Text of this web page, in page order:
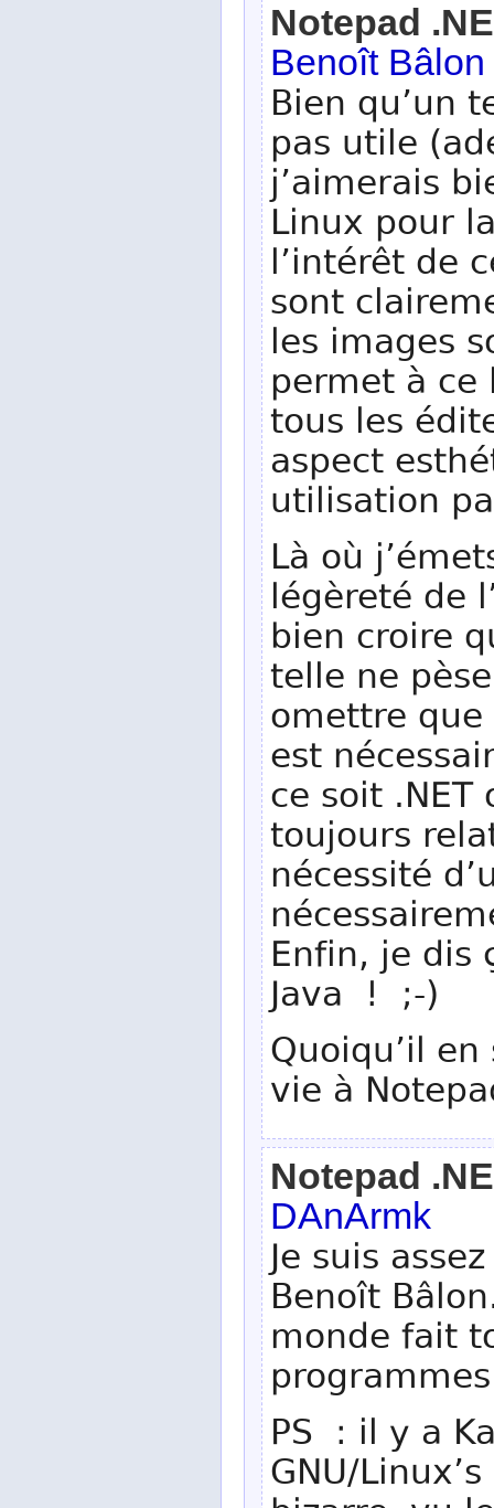
Notepad
Benoît Bâlon
Bien qu’un
pas utile
j’aimerais
Linux pour
l’intérêt de
sont
les images
permet à
tous les
aspect
utilisation
Là où
légèreté de
bien croire
telle ne
omettre
est
ce soit .NET
toujours
nécessité
Enfin, je dis
Java ! ;-)
Quoiqu’il
vie à
Notepad
DAnArmk
Je suis
Benoît
monde fait
PS : il y a
GNU/